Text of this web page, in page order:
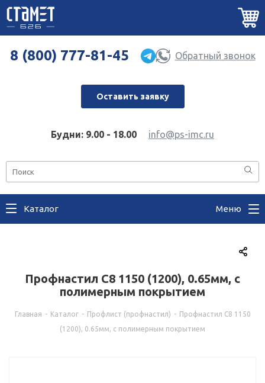
8 (800) 777-81-45 Обратный звонок
Оставить заявку
Будни: 9.00 - 18.00 info@ps-imc.ru
Каталог Меню
Профнастил С8 1150 (1200), 0.65мм, с
полимерным покрытием
Главная - Каталог - Профлист (профнастил) - Профнастил С8 1150
(1200), 0.65мм, с полимерным покрытием